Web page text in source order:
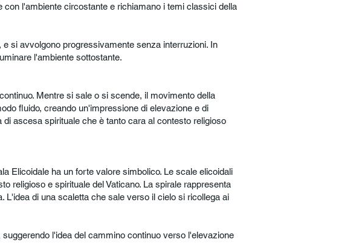
l'ambiente circostante e richiamano i temi classici della
si avvolgono progressivamente senza interruzioni. In
l'ambiente sottostante.
Mentre si sale o si scende, il movimento della
fluido, creando un'impressione di elevazione e di
ascesa spirituale che è tanto cara al contesto religioso
Elicoidale ha un forte valore simbolico. Le scale elicoidali
religioso e spirituale del Vaticano. La spirale rappresenta
di una scaletta che sale verso il cielo si ricollega ai
l'idea del cammino continuo verso l'elevazione